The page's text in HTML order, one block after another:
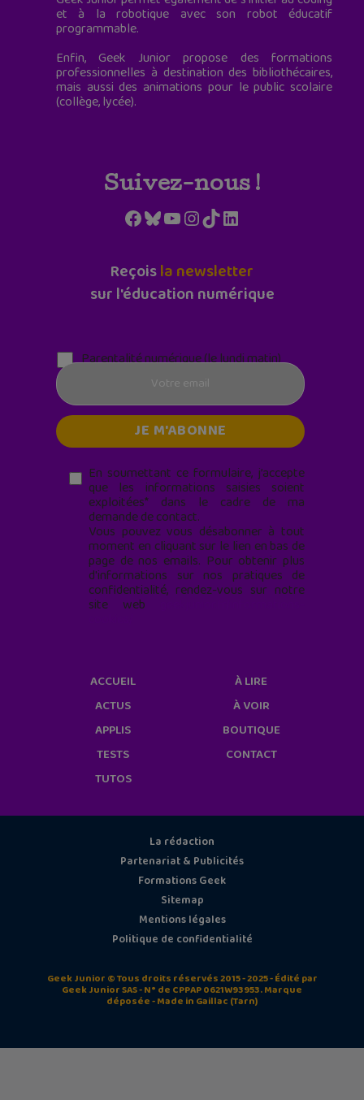
et à la robotique avec son robot éducatif
programmable.
Enfin, Geek Junior propose des formations
professionnelles à destination des bibliothécaires,
mais aussi des animations pour le public scolaire
(collège, lycée).
Suivez-nous !
Facebook
Bluesky
YouTube
Instagram
TikTokLinkedIn
Reçoisla newsletter
sur l'éducation numérique
Parentalité numérique (le lundi matin)
En soumettant ce formulaire, j’accepte
que les informations saisies soient
exploitées* dans le cadre de ma
demande de contact.
Vous pouvez vous désabonner à tout
moment en cliquant sur le lien en bas de
page de nos emails. Pour obtenir plus
d'informations sur nos pratiques de
confidentialité, rendez-vous sur notre
site web
ACCUEIL
ACTUS
APPLIS
TESTS
TUTOS
À LIRE
À VOIR
BOUTIQUE
CONTACT
La rédaction
Partenariat & Publicités
Formations Geek
Sitemap
Mentions légales
Politique de confidentialité
Geek Junior © Tous droits réservés 2015 - 2025 - Édité par
Geek Junior SAS - N° de CPPAP 0621W93953. Marque
déposée - Made in Gaillac (Tarn)